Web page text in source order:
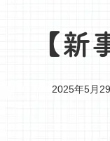
【
最
2025年5月